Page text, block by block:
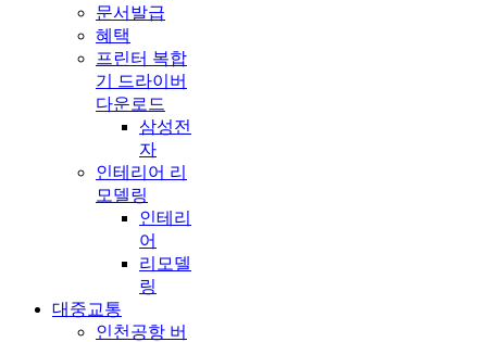
문서발급
혜택
프린터 복합
기 드라이버
다운로드
삼성전
자
인테리어 리
모델링
인테리
어
리모델
링
대중교통
인천공항 버